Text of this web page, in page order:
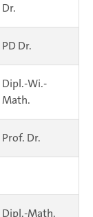
Dr.
PD Dr.
Dipl.-Wi.-
Math.
Prof. Dr.
Dipl.-Math.